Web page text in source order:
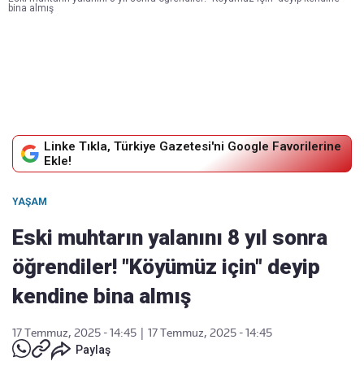
bina almış
Linke Tıkla, Türkiye Gazetesi'ni Google Favorilerine
Ekle!
YAŞAM
Eski muhtarın yalanını 8 yıl sonra
öğrendiler! "Köyümüz için" deyip
kendine bina almış
17 Temmuz, 2025 - 14:45
17 Temmuz, 2025 - 14:45
Paylaş